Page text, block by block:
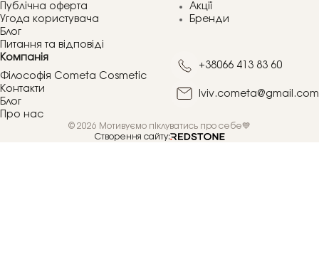
Публічна оферта
Угода користувача
Блог
Питання та відповіді
Акції
Бренди
Компанія
Філософія Cometa Cosmetic
Контакти
Блог
Про нас
+38066 413 83 60
lviv.cometa@gmail.com
© 2026 Мотивуємо піклуватись про себе💙
Створення сайту: